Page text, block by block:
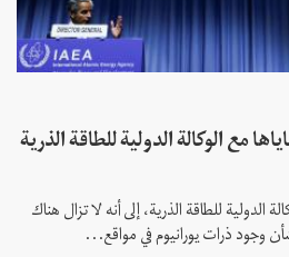
مع الوكالة الدولية للطاقة الذرية
الدولية للطاقة الذرية، إلى أنه لا تزال هناك
وجود ذرات يورانيوم في مواقع...